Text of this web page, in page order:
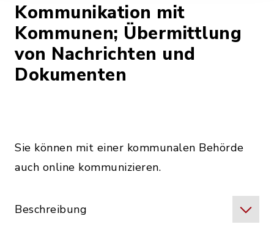
Kommunikation mit
Kommunen; Übermittlung
von Nachrichten und
Dokumenten
Sie können mit einer kommunalen Behörde
auch online kommunizieren.
Beschreibung